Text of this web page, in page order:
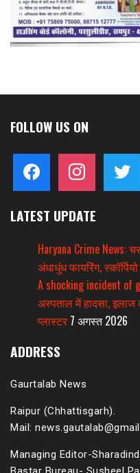
FOLLOW US ON
facebook instagram twitter
LATEST UPDATE
Haryana Crime News:
अंधाधुंध फायरिंग,
A shocking incident of
अस्पताल में हादसा, इलाज
प्लास्टर 7 अगस्त 2026
ADDRESS
Gaurtalab News
Raipur (Chhattisgarh).
Mail:
Managing Editor-